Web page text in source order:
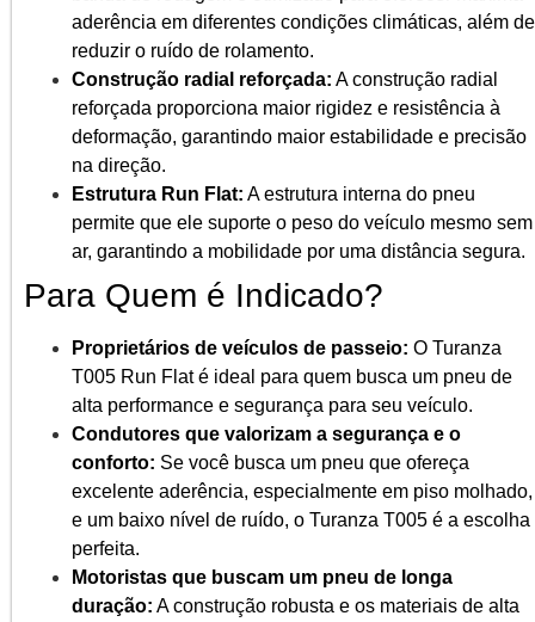
aderência em diferentes condições climáticas, além de
reduzir o ruído de rolamento.
Construção radial reforçada: A construção radial
reforçada proporciona maior rigidez e resistência à
deformação, garantindo maior estabilidade e precisão
na direção.
Estrutura Run Flat: A estrutura interna do pneu
permite que ele suporte o peso do veículo mesmo sem
ar, garantindo a mobilidade por uma distância segura.
Para Quem é Indicado?
Proprietários de veículos de passeio: O Turanza
T005 Run Flat é ideal para quem busca um pneu de
alta performance e segurança para seu veículo.
Condutores que valorizam a segurança e o
conforto: Se você busca um pneu que ofereça
excelente aderência, especialmente em piso molhado,
e um baixo nível de ruído, o Turanza T005 é a escolha
perfeita.
Motoristas que buscam um pneu de longa
duração: A construção robusta e os materiais de alta